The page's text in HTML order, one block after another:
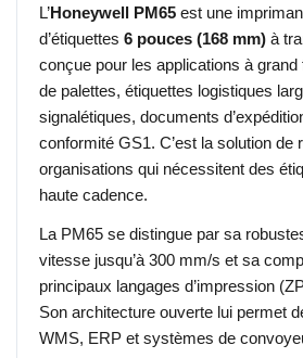
L’Honeywell PM65 est une
d’étiquettes 6 pouces (168 mm) à
conçue pour les applications à grand
de palettes, étiquettes logistiques
signalétiques, documents
conformité GS1. C’est la solution de
organisations qui nécessitent des
haute cadence.
La PM65 se distingue par sa
vitesse jusqu’à 300 mm/s et sa
principaux langages d’impression
Son architecture ouverte lui permet
WMS, ERP et systèmes de